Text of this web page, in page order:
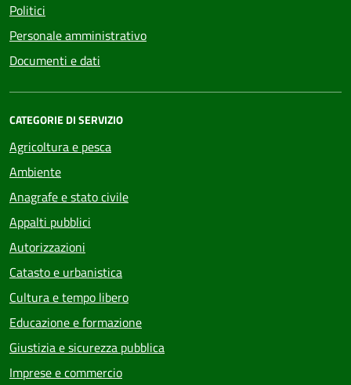
Politici
Personale amministrativo
Documenti e dati
CATEGORIE DI SERVIZIO
Agricoltura e pesca
Ambiente
Anagrafe e stato civile
Appalti pubblici
Autorizzazioni
Catasto e urbanistica
Cultura e tempo libero
Educazione e formazione
Giustizia e sicurezza pubblica
Imprese e commercio